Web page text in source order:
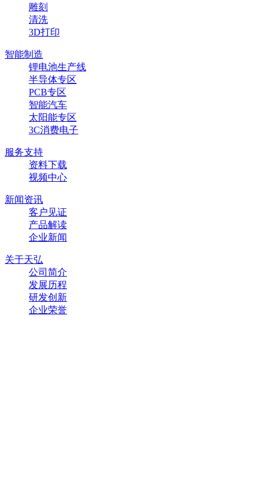
雕刻
清洗
3D打印
智能制造
锂电池生产线
半导体专区
PCB专区
智能汽车
太阳能专区
3C消费电子
服务支持
资料下载
视频中心
新闻资讯
客户见证
产品解读
企业新闻
关于天弘
公司简介
发展历程
研发创新
企业荣誉